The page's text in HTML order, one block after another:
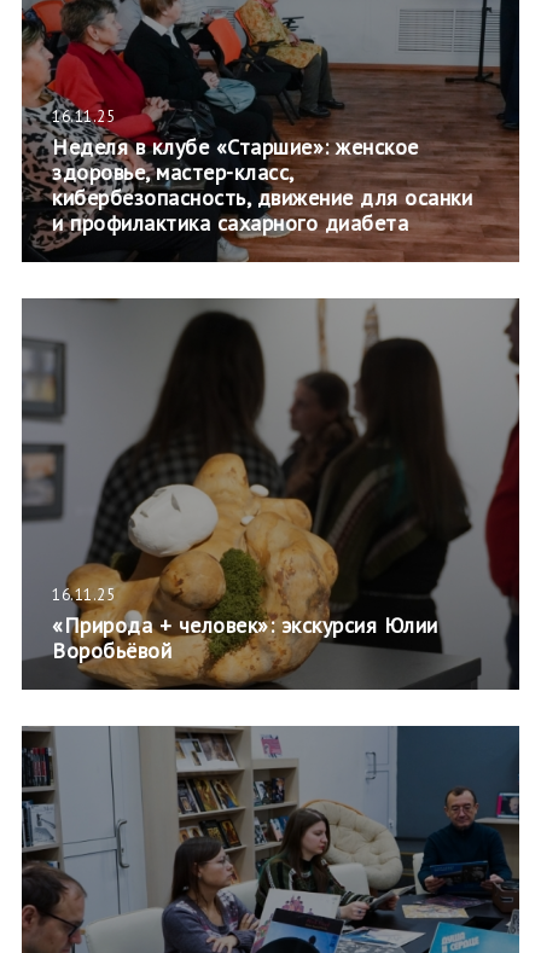
16.11.25
Неделя в клубе «Старшие»: женское
здоровье, мастер-класс,
кибербезопасность, движение для осанки
и профилактика сахарного диабета
16.11.25
«Природа + человек»: экскурсия Юлии
Воробьёвой